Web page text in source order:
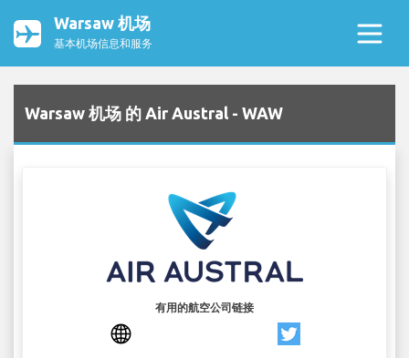
Warsaw 机场
基本机场信息和服务
Warsaw 机场 的 Air Austral - WAW
有用的航空公司链接